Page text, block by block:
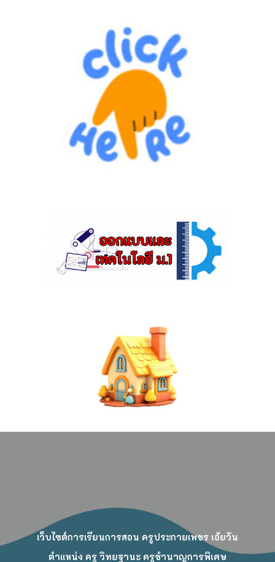
เว็บไซต์การเรียนการสอน ครูประกายเพชร เอ้ยวัน
ตำแหน่ง ครู วิทยฐานะ ครูชำนาญการพิเศษ